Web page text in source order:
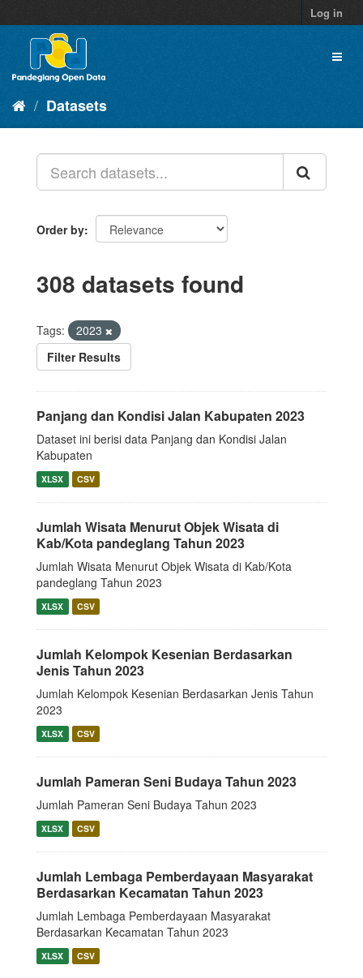
to
content
Log in
Datasets
Order by
308 datasets found
Tags:
2023
Filter Results
Panjang dan Kondisi Jalan Kabupaten 2023
Dataset ini berisi data Panjang dan Kondisi Jalan
Kabupaten
XLSX CSV
Jumlah Wisata Menurut Objek Wisata di
Kab/Kota pandeglang Tahun 2023
Jumlah Wisata Menurut Objek Wisata di Kab/Kota
pandeglang Tahun 2023
XLSX CSV
Jumlah Kelompok Kesenian Berdasarkan
Jenis Tahun 2023
Jumlah Kelompok Kesenian Berdasarkan Jenis Tahun
2023
XLSX CSV
Jumlah Pameran Seni Budaya Tahun 2023
Jumlah Pameran Seni Budaya Tahun 2023
XLSX CSV
Jumlah Lembaga Pemberdayaan Masyarakat
Berdasarkan Kecamatan Tahun 2023
Jumlah Lembaga Pemberdayaan Masyarakat
Berdasarkan Kecamatan Tahun 2023
XLSX CSV